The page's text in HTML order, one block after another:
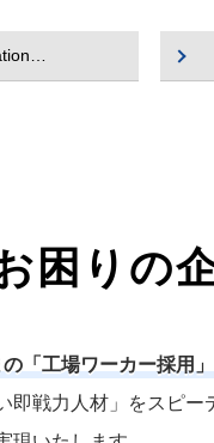
困りの
「工場ワーカー採用
即戦力人材」をスピー